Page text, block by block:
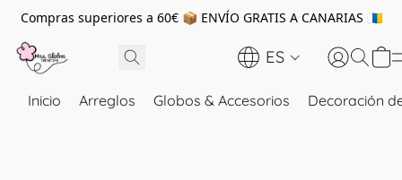
Compras superiores a 60€ 📦 ENVÍO GRATIS A CANARIAS 🇮🇨
ES
Inicio Arreglos Globos & Accesorios Decoración